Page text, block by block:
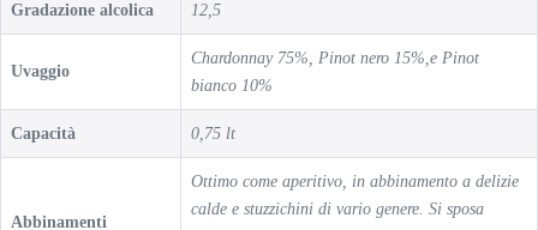
Gradazione alcolica 12,5
Uvaggio
Chardonnay 75%, Pinot nero 15%,e Pinot
bianco 10%
Capacità 0,75 lt
Abbinamenti
Ottimo come aperitivo, in abbinamento a delizie
calde e stuzzichini di vario genere. Si sposa